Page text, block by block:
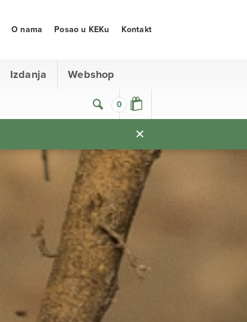
0
Izdanja Webshop
O nama Posao u KEKu Kontakt